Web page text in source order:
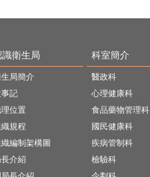
識衛生局
局簡介
事記
位置
規程
編制架構圖
長介紹
科室簡介
醫政科
心理健康科
食品藥物管理科
國民健康科
疾病管制科
檢驗科